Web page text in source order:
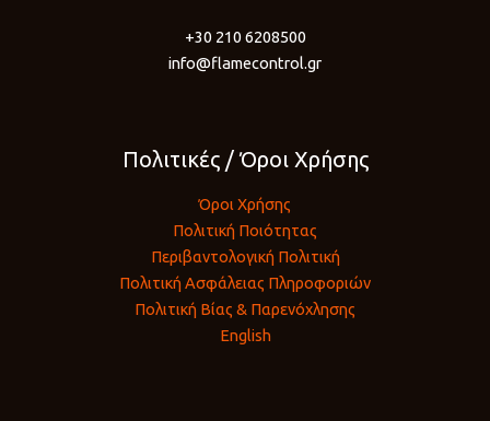
+30 210 6208500
info@flamecontrol.gr
Πολιτικές / Όροι Χρήσης
Όροι Χρήσης
Πολιτική Ποιότητας
Περιβαντολογική Πολιτική
Πολιτική Ασφάλειας Πληροφοριών
Πολιτική Βίας & Παρενόχλησης
English